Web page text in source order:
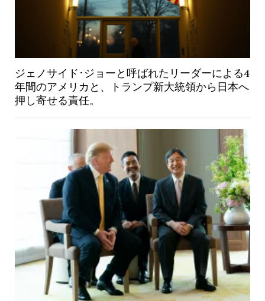
ジェノサイド･ジョーと呼ばれたリーダーによる4
年間のアメリカと、トランプ新大統領から日本へ
押し寄せる責任。